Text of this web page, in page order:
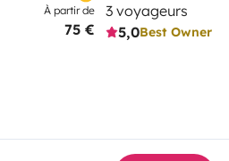
À partir de
75 €
3 voyageurs
5,0Best Owner